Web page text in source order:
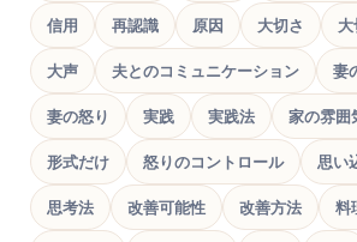
信用 再認識 原因 大切さ
大声 夫とのコミュニケーション 妻
妻の怒り 実践 実践法 家の雰囲
形式だけ 怒りのコントロール 思い
思考法 改善可能性 改善方法 料